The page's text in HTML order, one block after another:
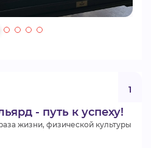
- путь к успеху!
1
жизни, физической культуры